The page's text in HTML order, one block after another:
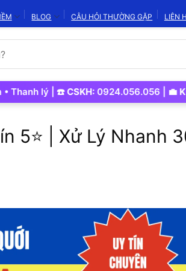
BLOG CÂU HỎI THƯỜNG GẶP LIÊN
lý | ☎️CSKH:0924.056.056 | 💼Kinh
5⭐ | Xử Lý Nhanh